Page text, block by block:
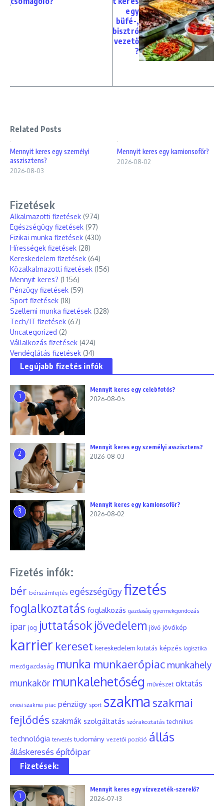
egy
büfé-,
bisztró
vezető
?
Related Posts
Mennyit keres egy személyi
asszisztens?
2026-08-03
Mennyit keres egy kamionsofőr?
2026-08-02
Fizetések
Alkalmazotti fizetések (974)
Egészségügy fizetések (97)
Fizikai munka fizetések (430)
Hírességek fizetések (28)
Kereskedelem fizetések (64)
Közalkalmazotti fizetések (156)
Mennyit keres? (1 156)
Pénzügy fizetések (59)
Sport fizetések (18)
Szellemi munka fizetések (328)
Tech/IT fizetések (67)
Uncategorized (2)
Vállalkozás fizetések (424)
Vendéglátás fizetések (34)
Legújabb fizetés infók
1
Mennyit keres egy celebfotós?
2026-08-05
2
Mennyit keres egy személyi asszisztens?
2026-08-03
3
Mennyit keres egy kamionsofőr?
2026-08-02
Fizetés infók:
bér bérszámfejtés egészségügyfizetés
foglalkoztatás foglalkozás gazdaság gyermekgondozás
ipar jog juttatások jövedelem jövő jövőkép
karrier kereset kereskedelem kutatás képzés logisztika
mezőgazdaság munka munkaerőpiac munkahely
munkakör munkalehetőség művészet oktatás
orvosi szakma piac pénzügy sport szakma szakmai
fejlődés szakmák szolgáltatás szórakoztatás technikus
technológia tervezés tudomány vezetői pozíció állás
álláskeresés építőipar
Fizetések:
1
Mennyit keres egy vízvezeték-szerelő?
2026-07-13